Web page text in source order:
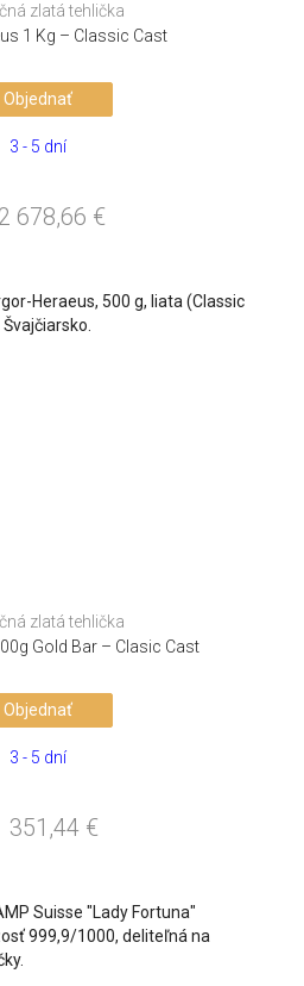
zlatá tehlička
1 Kg – Classic Cast
Objednať
3 - 5 dní
678,66 €
zlatá tehlička
Gold Bar – Clasic Cast
Objednať
3 - 5 dní
351,44 €